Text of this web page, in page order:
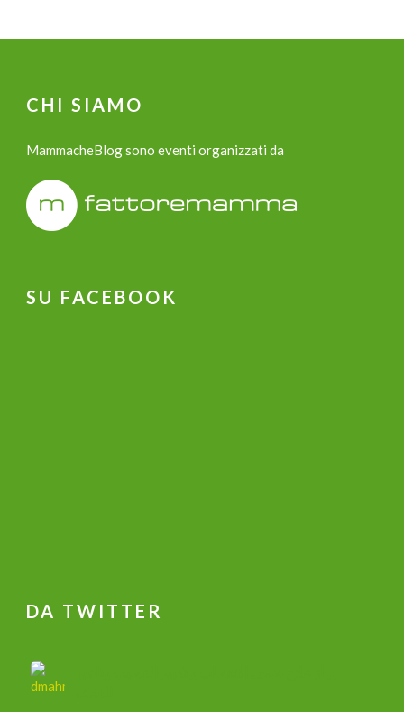
CHI SIAMO
MammacheBlog sono eventi organizzati da
SU FACEBOOK
DA TWITTER